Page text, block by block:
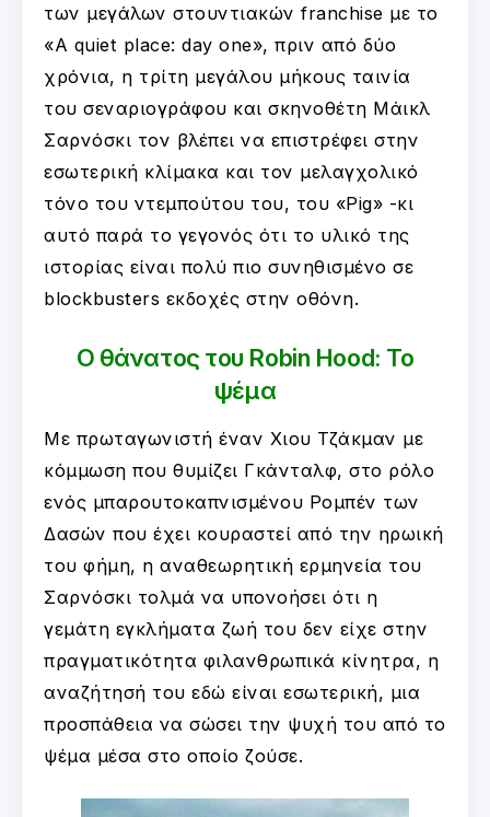
των μεγάλων στουντιακών franchise με το
«A quiet place: day one», πριν από δύο
χρόνια, η τρίτη μεγάλου μήκους ταινία
του σεναριογράφου και σκηνοθέτη Μάικλ
Σαρνόσκι τον βλέπει να επιστρέφει στην
εσωτερική κλίμακα και τον μελαγχολικό
τόνο του ντεμπούτου του, του «Pig» -κι
αυτό παρά το γεγονός ότι το υλικό της
ιστορίας είναι πολύ πιο συνηθισμένο σε
blockbusters εκδοχές στην οθόνη.
Ο θάνατος του Robin Hood: Το
ψέμα
Με πρωταγωνιστή έναν Χιου Τζάκμαν με
κόμμωση που θυμίζει Γκάνταλφ, στο ρόλο
ενός μπαρουτοκαπνισμένου Ρομπέν των
Δασών που έχει κουραστεί από την ηρωική
του φήμη, η αναθεωρητική ερμηνεία του
Σαρνόσκι τολμά να υπονοήσει ότι η
γεμάτη εγκλήματα ζωή του δεν είχε στην
πραγματικότητα φιλανθρωπικά κίνητρα, η
αναζήτησή του εδώ είναι εσωτερική, μια
προσπάθεια να σώσει την ψυχή του από το
ψέμα μέσα στο οποίο ζούσε.